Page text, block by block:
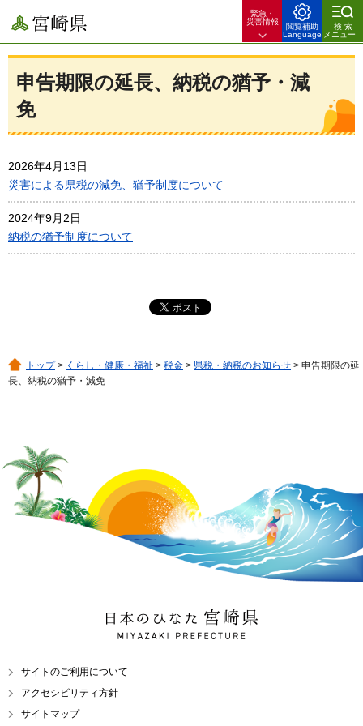
宮崎県
緊急・
災害情報
閲覧補助
Language
検索
メニュー
申告期限の延長、納税の猶予・減
免
2026年4月13日
災害による県税の減免、猶予制度について
2024年9月2日
納税の猶予制度について
トップ> くらし・健康・福祉 > 税金 > 県税・納税のお知らせ > 申告期限の延
長、納税の猶予・減免
日本のひなた 宮崎県
MIYAZAKI PREFECTURE
サイトのご利用について
アクセシビリティ方針
サイトマップ